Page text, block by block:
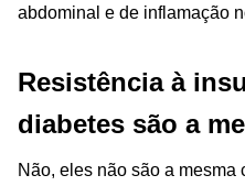
abdominal e de inflamação
Resistência à
diabetes são a
Não, eles não são a mesma